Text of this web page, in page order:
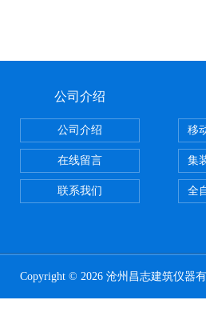
公司介绍
公司介绍
在线留言
联系我们
移
集
全
Copyright © 2026 沧州昌志建筑仪器